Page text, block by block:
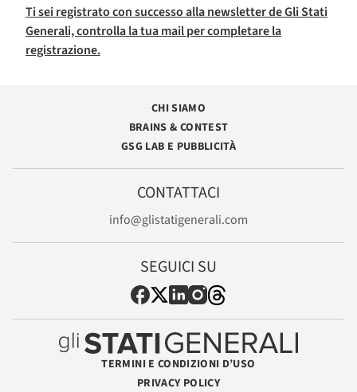
Ti sei registrato con successo alla newsletter de Gli Stati
Generali, controlla la tua mail per completare la
registrazione.
CHI SIAMO
BRAINS & CONTEST
GSG LAB E PUBBLICITÀ
CONTATTACI
info@glistatigenerali.com
SEGUICI SU
TERMINI E CONDIZIONI D’USO
PRIVACY POLICY